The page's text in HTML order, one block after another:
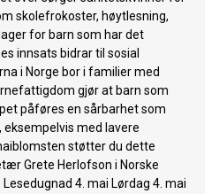
skolefrokoster, høytlesning,
for barn som har det
innsats bidrar til sosial
i Norge bor i familier med
gjør at barn som
påføres en sårbarhet som
eksempelvis med lavere
støtter du dette
Grete Herlofson i Norske
4. mai Lørdag 4. mai